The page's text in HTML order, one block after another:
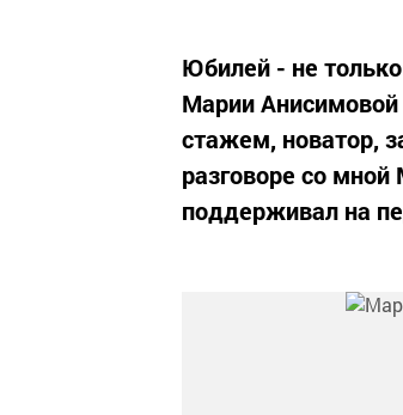
Юбилей - не
Марии Анисимовой
стажем, новатор,
разговоре со
поддерживал на